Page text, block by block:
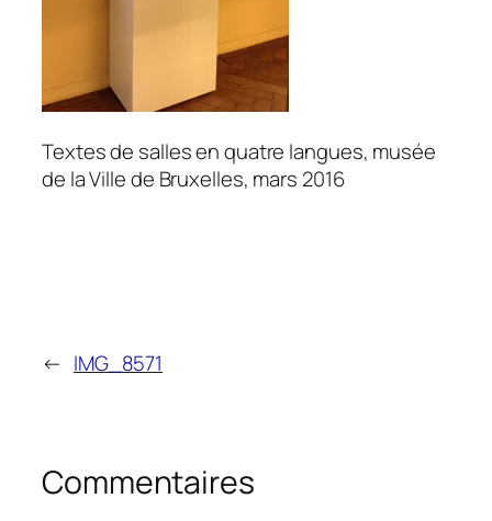
Textes de salles en quatre langues, musée
de la Ville de Bruxelles, mars 2016
← IMG_8571
Commentaires